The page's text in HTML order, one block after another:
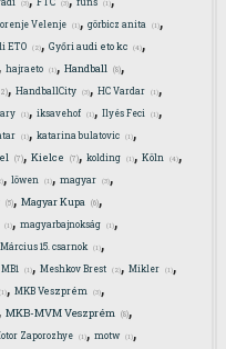
(3) (3) (1)
Velenje (1), görbicz anita (1),
ETO (2), Győri audi eto kc (4),
, hajraeto (1), Handball (8),
, HandballCity (3), HC Vardar (1),
(1), iksavehof (1), Ilyés Feci (1),
(1), katarina bulatovic (1),
(7), Kielce (7), kolding (1), Köln (4),
, löwen (1), magyar (3),
(5), Magyar Kupa (6),
(1), magyarbajnokság (1),
Március 15. csarnok (1),
MB1 (1), Meshkov Brest (2), Mikler (1),
(1), MKB Veszprém (3),
, MKB-MVM Veszprém (8),
Zaporozhye (1), motw (1),